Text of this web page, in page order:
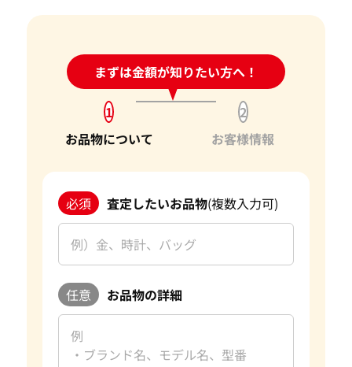
まずは金額が知りたい方へ！
24時間受付中!問い合わせフォーム
1
お品物について
2
お客様情報
必須 査定したいお品物(複数入力可)
任意 お品物の詳細